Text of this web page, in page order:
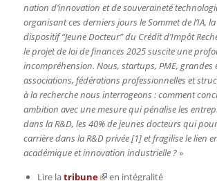
nation d’innovation et de souveraineté
organisant ces derniers jours le Sommet de l’IA,
dispositif “Jeune Docteur” du Crédit d’Impôt
le projet de loi de finances 2025 suscite une
incompréhension. Nous, startups, PME, grandes
associations, fédérations professionnelles et
à la recherche nous interrogeons : comment
ambition avec une mesure qui pénalise les
dans la R&D, les 40% de jeunes docteurs qui
carrière dans la R&D privée [1] et fragilise le lien
académique et innovation industrielle ?»
Lire latribune
en intégralité